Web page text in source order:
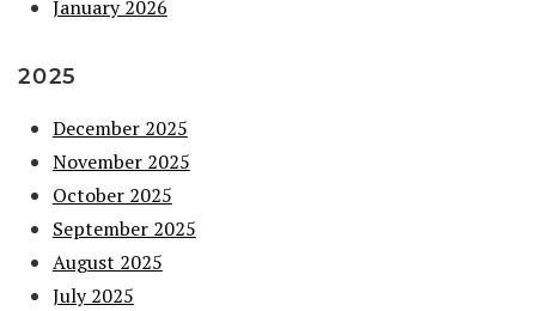
January 2026
2025
December 2025
November 2025
October 2025
September 2025
August 2025
July 2025